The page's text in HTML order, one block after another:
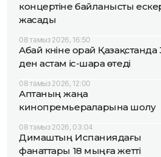
концертіне байланысты
жасады
08 тамыз 2026, 16:50
Абай күніне орай Қазақстанда
ден астам іс-шара өтеді
08 тамыз 2026, 12:00
Аптаның жаңа
кинопремьераларына шолу
08 тамыз 2026, 03:04
Димаштың Испаниядағы
фанаттары 18 мыңға жетті